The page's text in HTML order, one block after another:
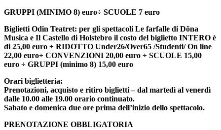
GRUPPI (MINIMO 8) euro÷ SCUOLE 7 euro
Biglietti Odin Teatret: per gli spettacoli Le farfalle di Dõna
Musica e Il Castello di Holstebro il costo del biglietto INTERO è
di 25,00 euro ÷ RIDOTTO Under26/Over65 /Studenti/ On line
22,00 euro÷ CONVENZIONI 20,00 euro ÷ SCUOLE 15,00
euro ÷ GRUPPI (minimo 8) 15,00 euro
Orari biglietteria:
Prenotazioni, acquisto e ritiro biglietti – dal martedì al venerdì
dalle 10.00 alle 19.00 orario continuato.
Sabato e domenica due ore prima dell’inizio dello spettacolo.
PRENOTAZIONE OBBLIGATORIA